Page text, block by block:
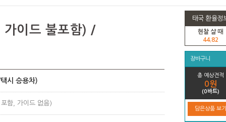
태국 환율정
현찰 살 때
44.82
장바구니
총 예상견적
0원
(0바트)
담은상품 보기
가이드 불포함) /
시 승용차)
함, 가이드 없음)